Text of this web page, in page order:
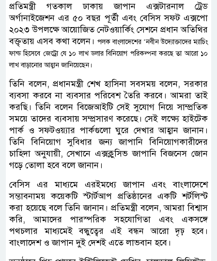
প্রতিমন্ত্রী গতকাল ঢাকায় জাপান এক্সটারনাল ট্রেড
অর্গানাইজেশন এর ৫০ বছর পূর্তী এবং বেসিস সফট এক্সপো
২০২৩ উপলক্ষে আয়োজিত নেটওয়ার্কিং সেশনে প্রধান অতিথির
বক্তৃতায় এসব কথা বলেন। পলক বাংলাদেশের ‘নবীন উদ্যোক্তাদেরম্যাচিং
ফান্ড হিসেবে জেট্রো যে ১০ লাখ ডলার বিনিয়োগ পরিকল্পনা করছে তা আরো ১০
লাখ বাড়ানোর আহ্বান জানিয়েছেন।
তিনি বলেন, প্রধানমন্ত্রী শেখ হাসিনা সবসময় বলেন, সরকার
ব্যবসা করবে না ব্যবসার পরিবেশ তৈরি করবে। আমরা তাই
করছি। তিনি বলেন বিজেআইটি সেই সুযোগ নিয়ে সাম্প্রতিক
সময়ে তাদের ব্যবসায় সম্প্রসারণ করেছে। সেই লক্ষ্যে হাইটেক
পার্ক ও সফটওয়্যার পার্কগুলো ঘুরে দেখার আহ্বান জানান।
তিনি বিনিয়োগ সুবিধার জন্য জাপানি বিনিয়োগকারীদের
চাহিদা অনুযায়ী, সেখানে এক্সক্লুসিভ জাপানি বিজনেস জোন
গড়ে তোলা হবে বলে জানান।
বেসিস এর মাধ্যমে এরইমধ্যে জাপান এবং বাংলাদেশে
সম্ভাবনাময় কয়েকটি স্টার্টআপ প্রতিষ্ঠানের একটি শর্টলিস্ট
করা হয়েছে বলে তিনি জানান। প্রতিমন্ত্রী বলেন, আমরা বিশ্বাস
করি, আমাদের পারস্পরিক সহযোগিতা এবং একসঙ্গে
পথচলার মাধ্যমেই বন্ধুত্বের এই বন্ধন আরো দৃঢ় হবে।
বাংলাদেশ ও জাপান দুই দেশই এতে লাভবান হবে।